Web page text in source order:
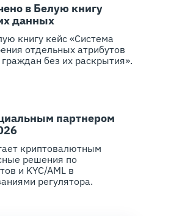
в Белую книгу
данных
книгу кейс «Система
отдельных атрибутов
без их раскрытия».
партнером
криптовалютным
решения по
и KYC/AML в
регулятора.